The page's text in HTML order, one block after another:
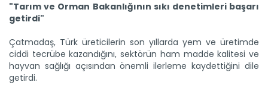
"Tarım ve Orman Bakanlığının sıkı denetimleri başarı
getirdi"
Çatmadaş, Türk üreticilerin son yıllarda yem ve üretimde
ciddi tecrübe kazandığını, sektörün ham madde kalitesi ve
hayvan sağlığı açısından önemli ilerleme kaydettiğini dile
getirdi.